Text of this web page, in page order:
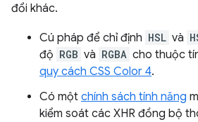
đổi khác.
Cú pháp để chỉ định HSL và
độ RGB và RGBA cho thuộc
quy cách CSS Color 4.
Có một chính sách tính năng
kiểm soát các XHR đồng bộ